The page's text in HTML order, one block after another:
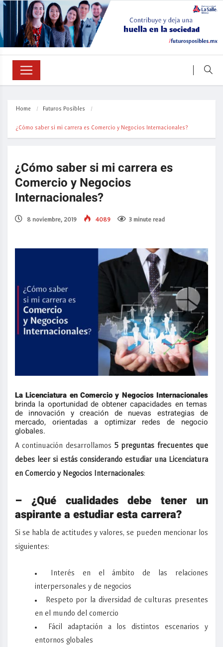
Home Futuros Posibles
¿Cómo saber si mi carrera es Comercio y Negocios Internacionales?
¿Cómo saber si mi carrera es
Comercio y Negocios
Internacionales?
8 noviembre, 2019 4089 3 minute read
La Licenciatura en Comercio y Negocios Internacionales
brinda la oportunidad de obtener capacidades en temas
de innovación y creación de nuevas estrategias de
mercado, orientadas a optimizar redes de negocio
globales.
A continuación desarrollamos 5 preguntas frecuentes que
debes leer si estás considerando estudiar una Licenciatura
en Comercio y Negocios Internacionales:
– ¿Qué cualidades debe tener un
aspirante a estudiar esta carrera?
Si se habla de actitudes y valores, se pueden mencionar los
siguientes:
Interés en el ámbito de las relaciones
interpersonales y de negocios
Respeto por la diversidad de culturas presentes
en el mundo del comercio
Fácil adaptación a los distintos escenarios y
entornos globales